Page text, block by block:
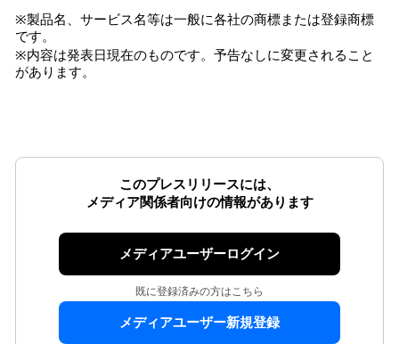
※製品名、サービス名等は一般に各社の商標または登録商標
です。
※内容は発表日現在のものです。予告なしに変更されること
があります。
このプレスリリースには、
メディア関係者向けの情報があります
メディアユーザーログイン
既に登録済みの方はこちら
メディアユーザー新規登録